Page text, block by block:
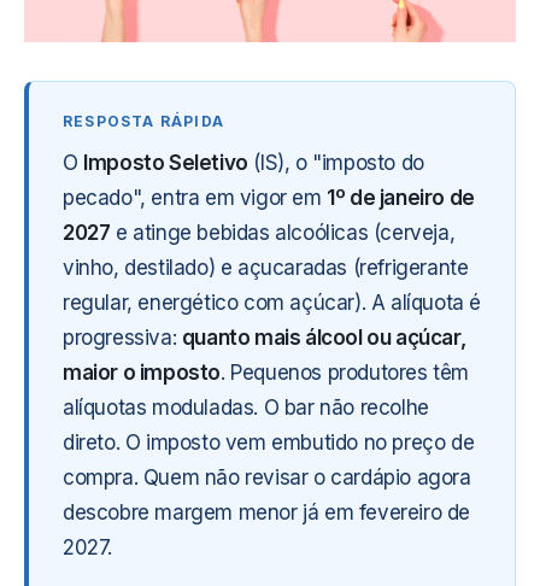
O Imposto Seletivo (IS), o "imposto do
pecado", entra em vigor em 1º de janeiro de
2027 e atinge bebidas alcoólicas (cerveja,
vinho, destilado) e açucaradas (refrigerante
regular, energético com açúcar). A alíquota é
progressiva: quanto mais álcool ou açúcar,
maior o imposto. Pequenos produtores têm
alíquotas moduladas. O bar não recolhe
direto. O imposto vem embutido no preço de
compra. Quem não revisar o cardápio agora
descobre margem menor já em fevereiro de
2027.